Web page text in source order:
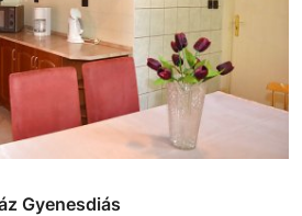
Gyenesdiás